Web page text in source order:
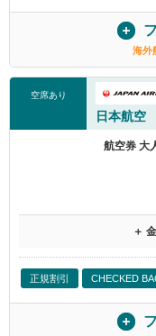
海外
空席あり
日本航空
航空券 大
＋
正規割引 CHECKED